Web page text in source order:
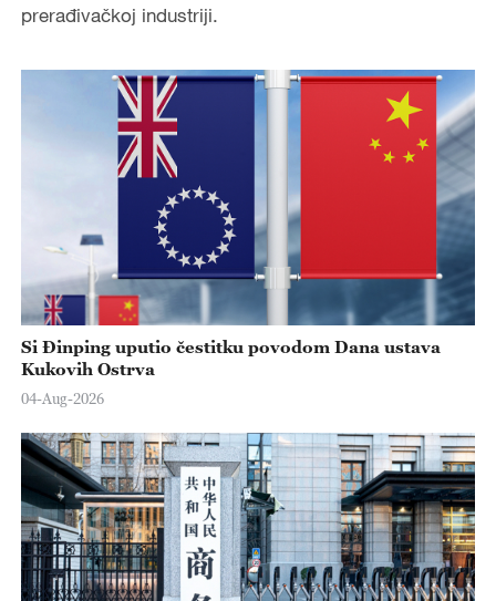
prerađivačkoj industriji.
Si Đinping uputio čestitku povodom Dana ustava
Kukovih Ostrva
04-Aug-2026